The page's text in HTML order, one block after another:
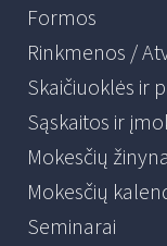
Formos
Rinkmenos /
Skaičiuoklės ir
Sąskaitos ir
Mokesčių
Mokesčių
Seminarai